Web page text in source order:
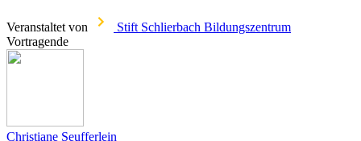
Veranstaltet von
Stift Schlierbach Bildungszentrum
Vortragende
Christiane Seufferlein